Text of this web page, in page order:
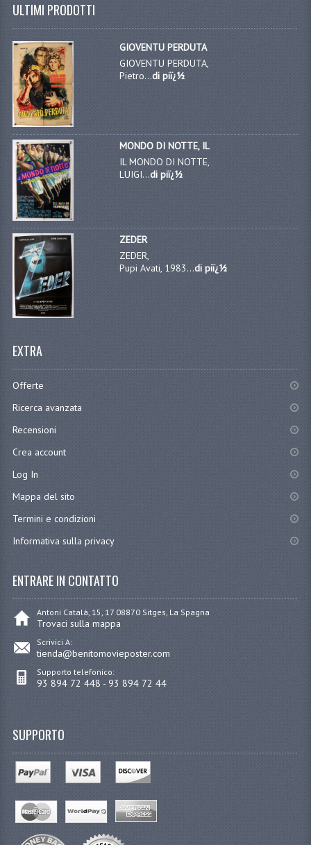
ULTIMI PRODOTTI
GIOVENTU PERDUTA
GIOVENTU PERDUTA,
Pietro...di piï¿½
MONDO DI NOTTE, IL
IL MONDO DI NOTTE,
LUIGI...di piï¿½
ZEDER
ZEDER,
Pupi Avati, 1983...di piï¿½
EXTRA
Offerte
Ricerca avanzata
Recensioni
Crea account
Log In
Mappa del sito
Termini e condizioni
Informativa sulla privacy
ENTRARE IN CONTATTO
Antoni Catalá, 15, 17 08870 Sitges, La Spagna
Trovaci sulla mappa
Scrivici A:
tienda@benitomovieposter.com
Supporto telefonico:
93 894 72 448 - 93 894 72 44
SUPPORTO